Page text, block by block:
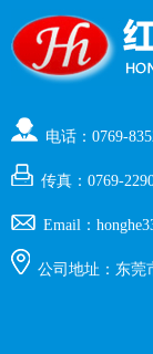
电话：0769-
传真：0769-
Email：
公司地址：东莞